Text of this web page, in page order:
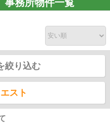
事務所物件一覧
絞り込む
スト